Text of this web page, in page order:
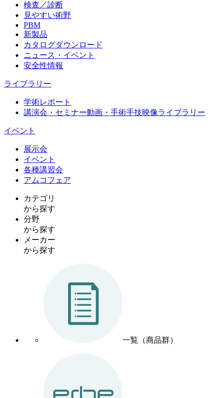
検査／診断
見やすい術野
PBM
新製品
カタログダウンロード
ニュース・イベント
安全性情報
ライブラリー
学術レポート
講演会・セミナー動画・手術手技映像ライブラリー
イベント
展示会
イベント
各種講習会
アムコフェア
カテゴリ
から探す
分野
から探す
メーカー
から探す
一覧（商品群）